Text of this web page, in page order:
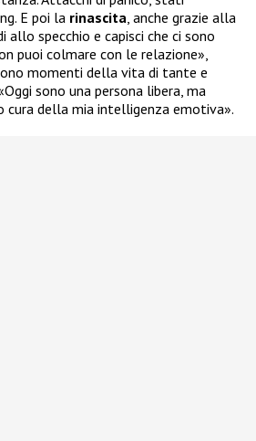
E poi la rinascita , anche grazie alla
allo specchio e capisci che ci sono
puoi colmare con le relazione»,
momenti della vita di tante e
sono una persona libera, ma
della mia intelligenza emotiva».